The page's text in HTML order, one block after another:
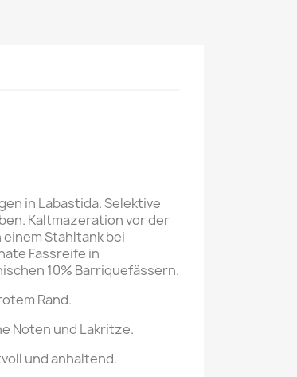
in Labastida. Selektive
Kaltmazeration vor der
Stahltank bei
Fassreife in
10% Barriquefässern.
Rand.
Noten und Lakritze.
und anhaltend.